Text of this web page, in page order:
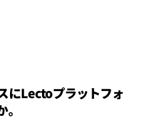
にLectoプラットフォ